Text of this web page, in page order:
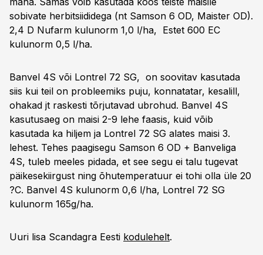
sobivate herbitsiididega (nt Samson 6 OD, Maister OD).
2,4 D Nufarm kulunorm 1,0 l/ha, Estet 600 EC
kulunorm 0,5 l/ha.
Banvel 4S või Lontrel 72 SG, on soovitav kasutada
siis kui teil on probleemiks puju, konnatatar, kesalill,
ohakad jt raskesti tõrjutavad ubrohud. Banvel 4S
kasutusaeg on maisi 2-9 lehe faasis, kuid võib
kasutada ka hiljem ja Lontrel 72 SG alates maisi 3.
lehest. Tehes paagisegu Samson 6 OD + Banveliga
4S, tuleb meeles pidada, et see segu ei talu tugevat
päikesekiirgust ning õhutemperatuur ei tohi olla üle 20
?C. Banvel 4S kulunorm 0,6 l/ha, Lontrel 72 SG
kulunorm 165g/ha.
Uuri lisa Scandagra Eesti kodulehelt.